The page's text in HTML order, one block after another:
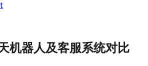
机器人及客服系统对比